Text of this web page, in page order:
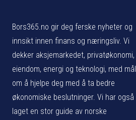
Bors365.no gir deg ferske nyheter og
innsikt innen finans og næringsliv. Vi
dekker aksjemarkedet, privatøkonomi,
eiendom, energi og teknologi, med mål
om å hjelpe deg med å ta bedre
økonomiske beslutninger. Vi har også
laget en stor guide av norske